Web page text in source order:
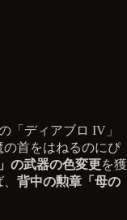
「ディアブロ IV」
首をはねるのにぴ
の武器の色変更を獲
背中の勲章「母の